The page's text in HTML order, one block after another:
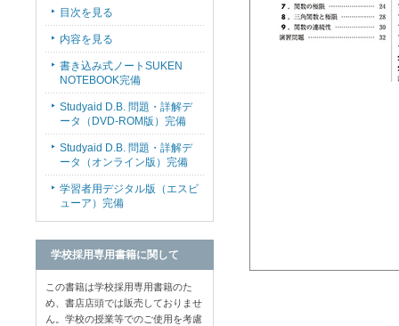
目次を見る
内容を見る
書き込み式ノートSUKEN
NOTEBOOK完備
Studyaid D.B. 問題・詳解デ
ータ（DVD-ROM版）完備
Studyaid D.B. 問題・詳解デ
ータ（オンライン版）完備
学習者用デジタル版（エスビ
ューア）完備
学校採用専用書籍に関して
この書籍は学校採用専用書籍のた
め、書店店頭では販売しておりませ
ん。学校の授業等でのご使用を考慮